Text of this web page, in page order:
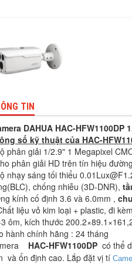
TIN
DAHUA HAC-HFW1100DP
số kỹ thuật của HAC-
phân giải 1/2.9" 1 Megapixel
phân giải HD trên tín hiệu
nhạy sáng tối thiểu
chống nhiễu (3D-DNR),
kính cố định 3.6 và 6.0mm ,
liệu vỏ kim loại + plastic, đi
ôm, kích thước
hành chính hãng : 24 tháng
HAC-HFW1100DP có thể
và ổn định cao. Lắp đặt vị tí